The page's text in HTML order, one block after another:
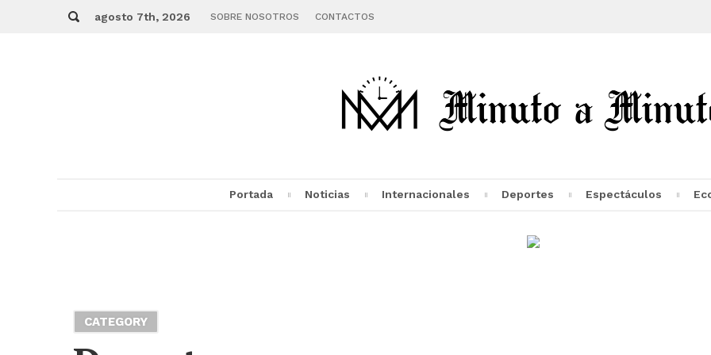
Buscar
agosto 7th, 2026 SOBRE NOSOTROS CONTACTOS
Portada Noticias Internacionales Deportes Espectáculos
CATEGORY